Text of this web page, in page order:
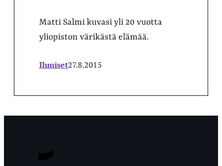
Matti Salmi kuvasi yli 20 vuotta
yliopiston värikästä elämää.
Ihmiset27.8.2015